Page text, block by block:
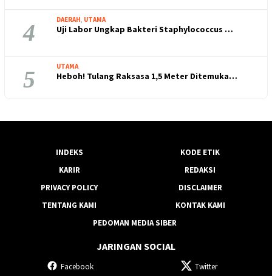
4 DAERAH UTAMA
Uji Labor Ungkap Bakteri Staphylococcus …
5 UTAMA
Heboh! Tulang Raksasa 1,5 Meter Ditemuka…
INDEKS
KODE ETIK
KARIR
REDAKSI
PRIVACY POLICY
DISCLAIMER
TENTANG KAMI
KONTAK KAMI
PEDOMAN MEDIA SIBER
JARINGAN SOCIAL
Facebook Twitter